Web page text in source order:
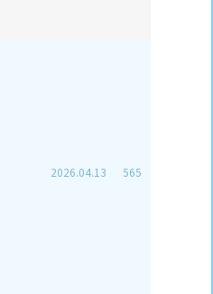
2026.04.13 565